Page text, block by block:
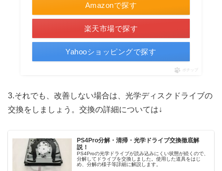
Amazonで探す
楽天市場で探す
Yahooショッピングで探す
ポチップ
3.それでも、改善しない場合は、光学ディスクドライブの
交換をしましょう。交換の詳細については↓
PS4Pro分解・清掃・光学ドライブ交換徹底解
説！
PS4Proの光学ドライブが読み込みにくい状態が続くので、
分解してドライブを交換しました。使用した道具をはじ
め、分解の様子等詳細に解説します。